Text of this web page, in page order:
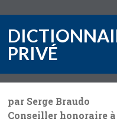
PRIVÉ
par Serge Braudo
Conseiller honoraire